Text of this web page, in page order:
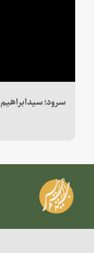
سرود؛ سیدابراهیم